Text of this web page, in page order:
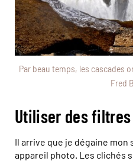
Par beau temps, les cascades
Fred
Utiliser des
Il arrive que je dégaine
appareil photo. Les clichés